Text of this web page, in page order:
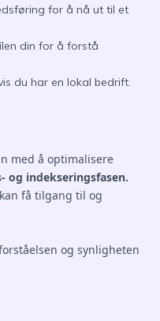
for å nå ut til et
din for å forstå
du har en lokal bedrift.
med å optimalisere
og indekseringsfasen.
få tilgang til og
og synligheten